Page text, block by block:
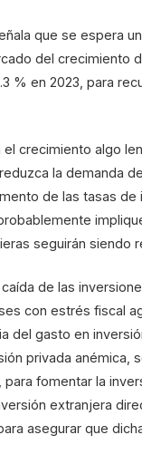
que se espera
del crecimiento
% en 2023, para
el crecimiento algo
la demanda
de las tasas de
seguirán siendo
de las
con estrés fiscal
del gasto en
privada anémica,
fomentar la
extranjera
asegurar que